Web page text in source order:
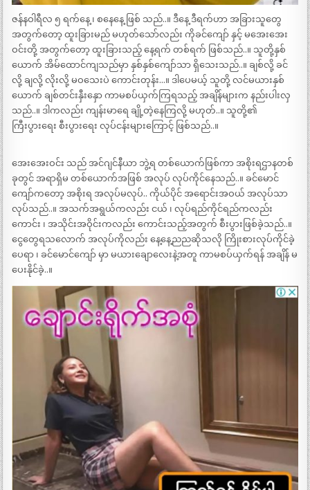
ဇန်နဝါရီလ ၅ ရက်နေ့ ၊ စနေနေ့ ဖြစ် သည်..။ ဒီနေ့ ဒီရက်ဟာ အခြားသူတွေ
အတွက်တော့ ထူးခြားမည် မဟုတ်သော်လည်း ကိုခင်ကျော် နှင့် မအေးအေး
ဝင်းတို့ အတွက်တော့ ထူးခြားသည့် နေ့ရက် တစ်ရက် ဖြစ်သည်..။ သူတို့နှစ်
ယောက် အိမ်ထောင်ကျသည်မှာ နှစ်နှစ်ကျော်သာ ရှိသေးသည်..။ ချစ်လို့ ခင်
လို့ ချလို့ လိုးလို့ မဝသေးပဲ ကောင်းတုန်း…။ ဒါပေမယ့် သူတို့ လင်မယားနှစ်
ယောက် ချစ်တင်းနှီးနှော ကာမစပ်ယှက်ကြရသည့် အချိန်များက နည်းပါးလှ
သည်..။ ဒါကလည်း ကျန်းမာရေ ချို့တဲ့နေကြလို့ မဟုတ်..။ သူတို့၏
ကြီးပွားရေး စီးပွားရေး လုပ်ငန်းများကြောင့် ဖြစ်သည်..။
အေးအေးဝင်း သည် အင်ဂျင်နီယာ ဘွဲ့ရ တစ်ယောက်ဖြစ်ကာ အစိုးရဌာနတစ်
ခုတွင် အရာရှိမ တစ်ယောက်အဖြစ် အလုပ် လုပ်ကိုင်နေသည်..။ ခင်မောင်
ကျော်ကတော့ အစိုးရ အလုပ်မလုပ်.. ကိုယ်ပိုင် အရောင်းအဝယ် အလုပ်သာ
လုပ်သည်..။ အသက်အရွယ်ကလည်း ငယ် ၊ လုပ်ရည်ကိုင်ရည်ကလည်း
ကောင်း ၊ အသိုင်းအဝိုင်းကလည်း ကောင်းသည့်အတွက် စီးပွားဖြစ်ခဲ့သည်..။
ငွေတွေရသလောက် အလုပ်ကိုလည်း နေ့နေ့ညညဆိုသလို ကြိုးစားလုပ်ကိုင်ခဲ့
ပေရာ ၊ ခင်မောင်ကျော် မှာ မယားချောလေးနဲ့အတူ ကာမစပ်ယှက်ရန် အချိန် မ
ပေးနိုင်ခဲ့..။